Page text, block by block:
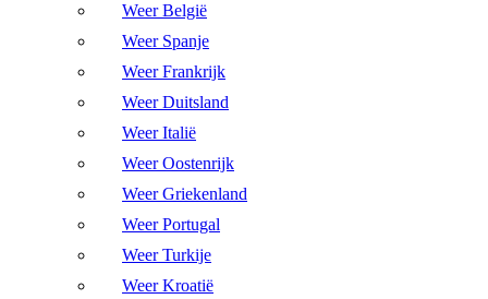
Weer België
Weer Spanje
Weer Frankrijk
Weer Duitsland
Weer Italië
Weer Oostenrijk
Weer Griekenland
Weer Portugal
Weer Turkije
Weer Kroatië